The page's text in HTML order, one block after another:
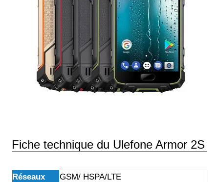
Fiche technique du Ulefone Armor 2S
Réseaux
GSM/ HSPA/LTE